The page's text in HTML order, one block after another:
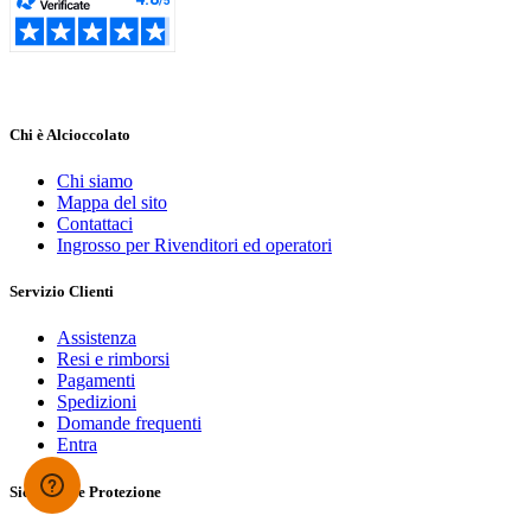
Chi è Alcioccolato
Chi siamo
Mappa del sito
Contattaci
Ingrosso per Rivenditori ed operatori
Servizio Clienti
Assistenza
Resi e rimborsi
Pagamenti
Spedizioni
Domande frequenti
Entra
Sicurezza e Protezione